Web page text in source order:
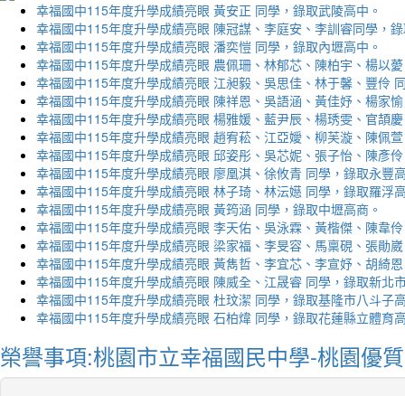
幸福國中115年度升學成績亮眼 黃安正 同學，錄取武陵高中。
幸福國中115年度升學成績亮眼 陳冠謀、李庭安、李訓睿同學，
幸福國中115年度升學成績亮眼 潘奕愷 同學，錄取內壢高中。
幸福國中115年度升學成績亮眼 農佩珊、林郁芯、陳柏宇、楊以
幸福國中115年度升學成績亮眼 江昶毅、吳思佳、林于馨、豐伶
幸福國中115年度升學成績亮眼 陳祥恩、吳語涵、黃佳妤、楊家
幸福國中115年度升學成績亮眼 楊雅媛、藍尹辰、楊琇雯、官頡
幸福國中115年度升學成績亮眼 趙宥菘、江亞嬡、柳芙漩、陳佩
幸福國中115年度升學成績亮眼 邱姿彤、吳芯妮、張子怡、陳彥
幸福國中115年度升學成績亮眼 廖凰淇、徐攸青 同學，錄取永豐
幸福國中115年度升學成績亮眼 林子琦、林沄嬨 同學，錄取羅浮
幸福國中115年度升學成績亮眼 黃筠涵 同學，錄取中壢高商。
幸福國中115年度升學成績亮眼 李天佑、吳泳霖、黃楷傑、陳韋
幸福國中115年度升學成績亮眼 梁家福、李旻容、馬稟硯、張勛
幸福國中115年度升學成績亮眼 黃雋哲、李宜芯、李宣妤、胡綺
幸福國中115年度升學成績亮眼 陳威全、江晟睿 同學，錄取新北
幸福國中115年度升學成績亮眼 杜玟潔 同學，錄取基隆市八斗子
幸福國中115年度升學成績亮眼 石柏煒 同學，錄取花蓮縣立體育
榮譽事項:桃園市立幸福國民中學-桃園優